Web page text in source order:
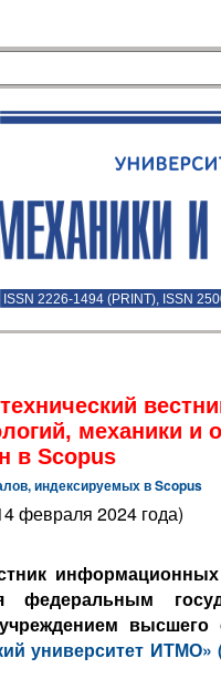
ISSN 2226-1494 (PRINT), ISSN
механики и
в Scopus
индексируемых в Scopus
февраля 2024 года)
федеральным
высшего
университет ИТМО»